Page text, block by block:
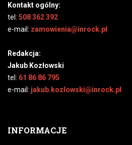
Kontakt ogólny:
tel: 508 362 392
e-mail: zamowienia@inrock.pl
Redakcja:
Jakub Kozłowski
tel: 61 86 86 795
e-mail: jakub.kozlowski@inrock.pl
INFORMACJE